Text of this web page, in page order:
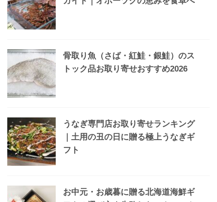
骨取り魚（さば・紅鮭・銀鮭）のス
トック品お取り寄せおすすめ2026
うなぎ専門店お取り寄せランキング
｜土用の丑の日に贈る極上うなぎギ
フト
お中元・お歳暮に贈る北海道海鮮ギ